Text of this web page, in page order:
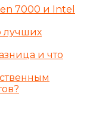
7000 и Intel
лучших
и что